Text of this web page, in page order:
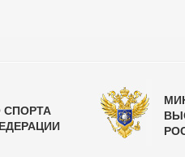
СПОРТА